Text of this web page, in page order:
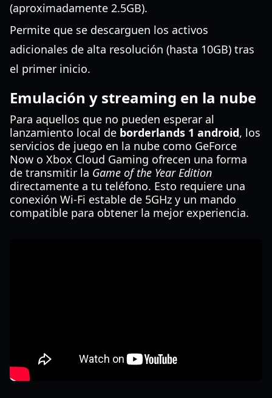
(aproximadamente 2.5GB).
Permite que se descarguen los activos
adicionales de alta resolución (hasta 10GB) tras
el primer inicio.
Emulación y streaming en la nube
Para aquellos que no pueden esperar al
lanzamiento local de borderlands 1 android, los
servicios de juego en la nube como GeForce
Now o Xbox Cloud Gaming ofrecen una forma
de transmitir la Game of the Year Edition
directamente a tu teléfono. Esto requiere una
conexión Wi-Fi estable de 5GHz y un mando
compatible para obtener la mejor experiencia.